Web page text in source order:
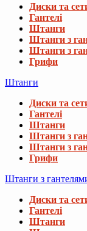
Диски та
Гантелі
Штанги
Штанги з
Штанги з
Грифи
Штанги
Диски та
Гантелі
Штанги
Штанги з
Штанги з
Грифи
Штанги з
Диски та
Гантелі
Штанги